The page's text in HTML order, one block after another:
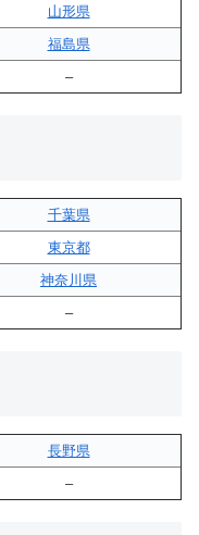
山形県
福島県
–
千葉県
東京都
神奈川県
–
長野県
–